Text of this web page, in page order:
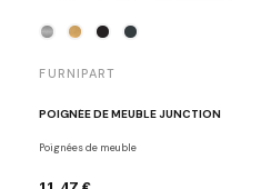
FURNIPART
POIGNÉE DE MEUBLE JUNCTION
Poignées de meuble